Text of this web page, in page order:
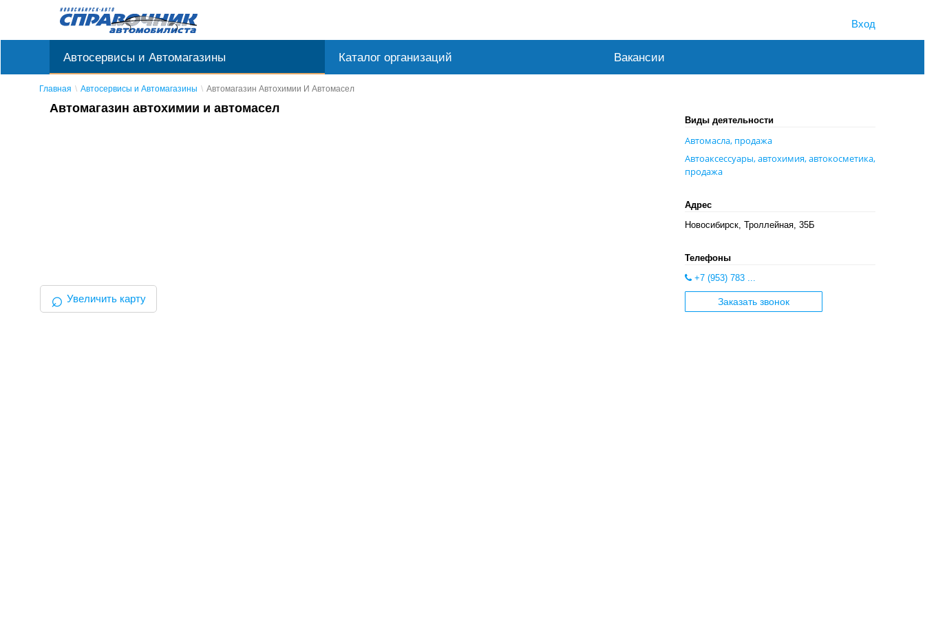
Вход
Автосервисы и Автомагазины Каталог организаций Вакансии
Главная Автосервисы и Автомагазины Автомагазин Автохимии И Автомасел
Автомагазин автохимии и автомасел
⌕ Увеличить карту
Виды деятельности
Автомасла, продажа
Автоаксессуары, автохимия, автокосметика,
продажа
Адрес
Новосибирск, Троллейная, 35Б
Телефоны
+7 (953) 783 ...
Заказать звонок